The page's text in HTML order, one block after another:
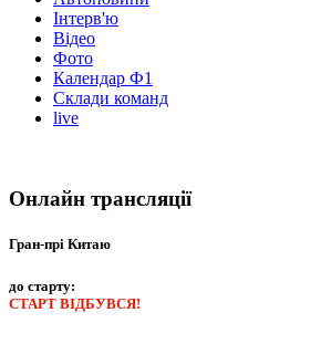
Інтерв'ю
Відео
Фото
Календар Ф1
Склади команд
live
Онлайн трансляції
Гран-прі Китаю
до старту:
СТАРТ ВІДБУВСЯ!